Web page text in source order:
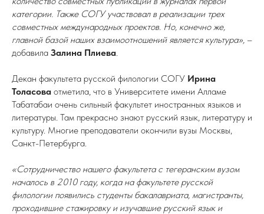
категории. Также СОГУ участвовал в реализации трех
совместных международных проектов. Но, конечно же,
главной базой наших взаимоотношений является культура», –
добавила Залина Плиева.
Декан факультета русской филологии СОГУ Ирина
Толасова отметила, что в Университете имени Алламе
Табатабаи очень сильный факультет иностранных языков и
литературы. Там прекрасно знают русский язык, литературу и
культуру. Многие преподаватели окончили вузы Москвы,
Санкт-Петербурга.
«Сотрудничество нашего факультета с тегеранским вузом
началось в 2010 году, когда на факультете русской
филологии появились студенты бакалавриата, магистранты,
проходившие стажировку и изучавшие русский язык и